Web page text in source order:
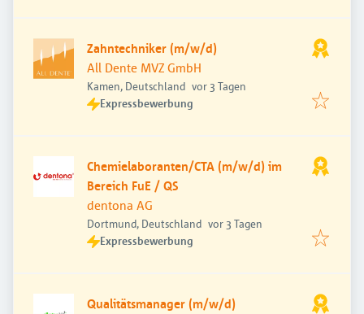
Zahntechniker (m/w/d)
All Dente MVZ GmbH
Kamen, Deutschland Veröffentlicht
vor 3 Tagen
Expressbewerbung
Chemielaboranten/CTA (m/w/d) im
Bereich FuE / QS
dentona AG
Dortmund, Deutschland Veröffentlicht
vor 3 Tagen
Expressbewerbung
Qualitätsmanager (m/w/d)